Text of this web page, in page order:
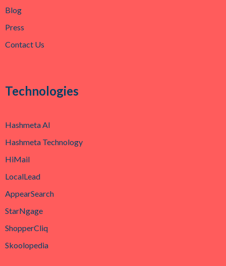
Blog
Press
Contact Us
Technologies
Hashmeta AI
Hashmeta Technology
HiMail
LocalLead
AppearSearch
StarNgage
ShopperCliq
Skoolopedia